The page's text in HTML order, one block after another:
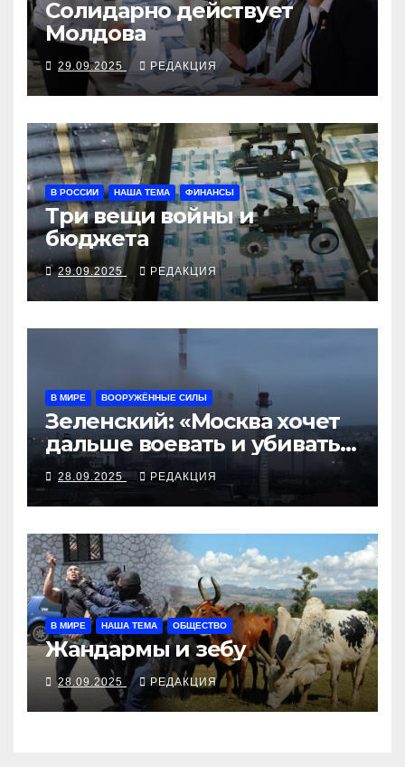
Солидарно действует
Молдова
29.09.2025 РЕДАКЦИЯ
В РОССИИ НАША ТЕМА ФИНАНСЫ
Три вещи войны и
бюджета
29.09.2025 РЕДАКЦИЯ
В МИРЕ ВООРУЖЁННЫЕ СИЛЫ
Зеленский: «Москва хочет
дальше воевать и убивать.
Время для твёрдой
реакции»
28.09.2025 РЕДАКЦИЯ
В МИРЕ НАША ТЕМА ОБЩЕСТВО
Жандармы и зебу
28.09.2025 РЕДАКЦИЯ